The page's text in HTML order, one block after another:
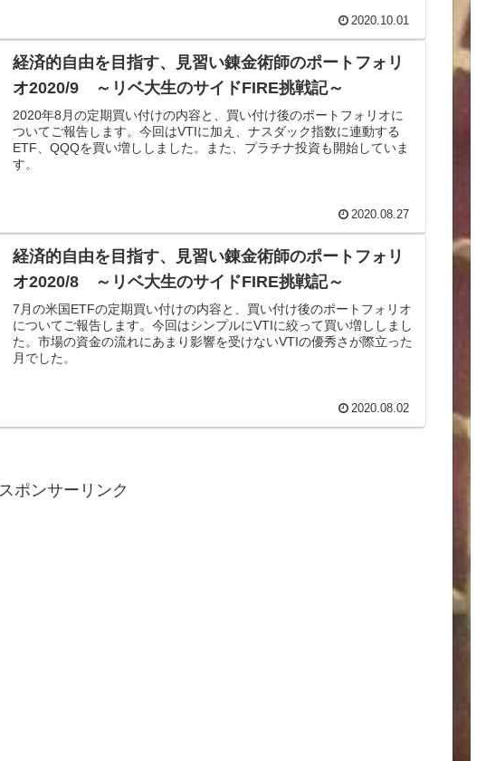
2020.10.01
経済的自由を目指す、見習い錬金術師のポートフォリ
オ2020/9 ～リベ大生のサイドFIRE挑戦記～
2020年8月の定期買い付けの内容と、買い付け後のポートフォリオに
ついてご報告します。今回はVTIに加え、ナスダック指数に連動する
ETF、QQQを買い増ししました。また、プラチナ投資も開始していま
す。
2020.08.27
経済的自由を目指す、見習い錬金術師のポートフォリ
オ2020/8 ～リベ大生のサイドFIRE挑戦記～
7月の米国ETFの定期買い付けの内容と、買い付け後のポートフォリオ
についてご報告します。今回はシンプルにVTIに絞って買い増ししまし
た。市場の資金の流れにあまり影響を受けないVTIの優秀さが際立った
月でした。
2020.08.02
スポンサーリンク